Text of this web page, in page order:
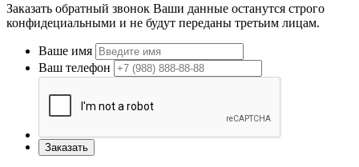
Заказать обратный звонок Ваши данные останутся строго
конфидециальными и не будут переданы третьим лицам.
Ваше имя
Ваш телефон
Заказать